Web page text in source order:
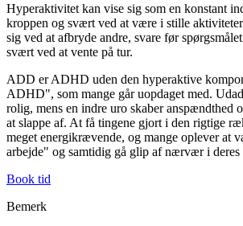
Hyperaktivitet kan vise sig som en konstant
kroppen og svært ved at være i stille
sig ved at afbryde andre, svare før
svært ved at vente på tur.
ADD er ADHD uden den hyperaktive
ADHD", som mange går uopdaget med.
rolig, mens en indre uro skaber anspændthed
at slappe af. At få tingene gjort i den rigtige
meget energikrævende, og mange oplever at
arbejde" og samtidig gå glip af nærvær i deres
Book tid
Bemerk